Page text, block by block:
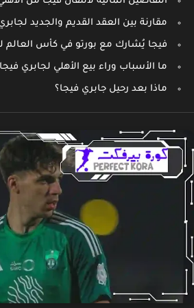
مقارنة بين العقد القديم والجديد لجابري
فيجا يُشارك مع بورتو في كأس العالم للأندية
ما الأسباب وراء بيع الأهلي لجابري فيجا؟
ماذا بعد رحيل جابري فيجا؟